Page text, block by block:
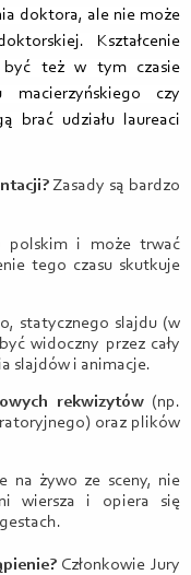
doktora, ale nie może
Kształcenie
być też w tym czasie
czy
brać udziału laureaci
Zasady są bardzo
polskim i może trwać
tego czasu skutkuje
statycznego slajdu (w
widoczny przez cały
slajdów i animacje.
rekwizytów(np.
oraz plików
na żywo ze sceny, nie
wiersza i opiera się
Członkowie Jury